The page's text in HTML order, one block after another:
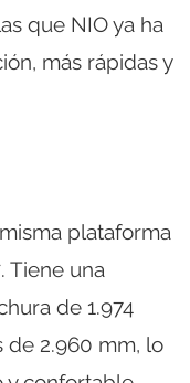
que NIO ya ha
más rápidas y
plataforma
. Tiene una
de 1.974
de 2.960 mm, lo